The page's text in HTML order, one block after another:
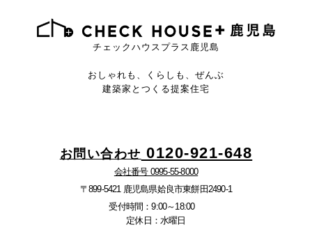
チェックハウスプラス鹿児島
おしゃれも、くらしも、ぜんぶ
建築家とつくる提案住宅
お問い合わせ 0120-921-648
会社番号 0995-55-8000
〒899-5421 鹿児島県姶良市東餅田2490-1
受付時間：9:00～18:00
定休日：水曜日